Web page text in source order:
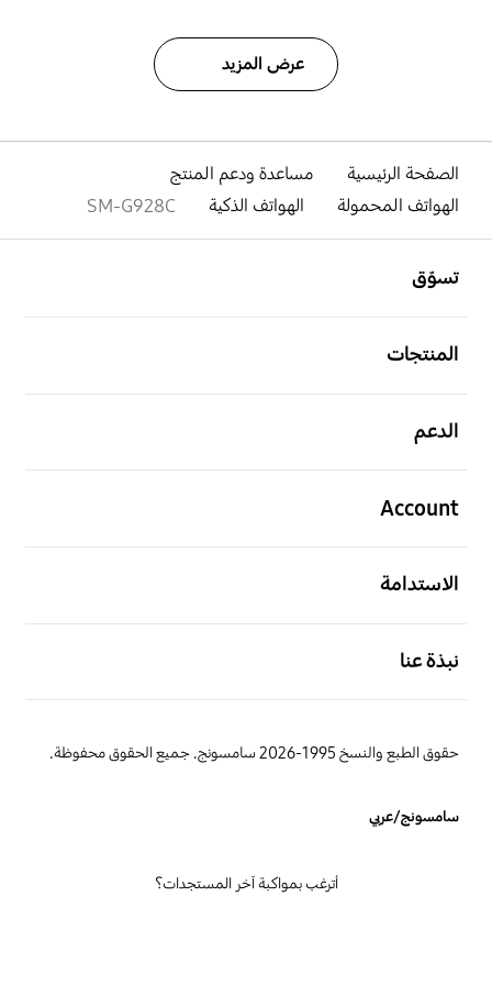
عرض المزيد
الصفحة الرئيسية
مساعدة ودعم المنتج
الهواتف المحمولة
الهواتف الذكية SM-G928C
تسوّق
المنتجات
الدعم
Account
الاستدامة
نبذة عنا
حقوق الطبع والنسخ 1995-2026 سامسونج. جميع الحقوق محفوظة.
سامسونج/عربي
أترغب بمواكبة آخر المستجدات؟